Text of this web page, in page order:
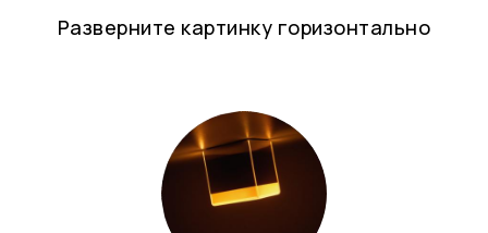
Разверните картинку горизонтально